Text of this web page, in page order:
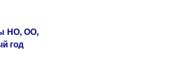
НО, ОО,
год